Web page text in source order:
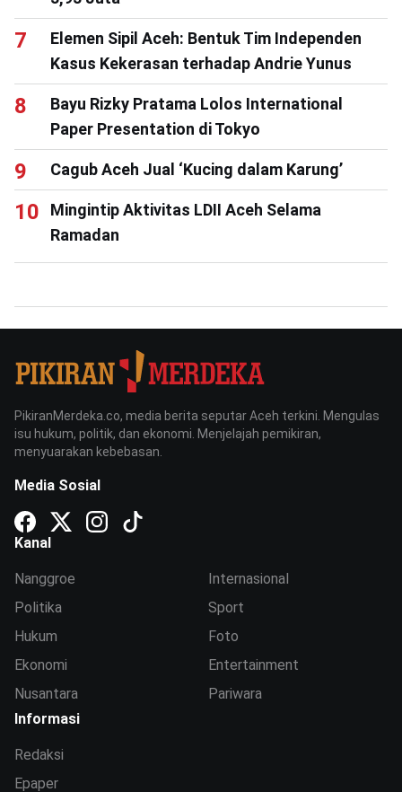
Elemen Sipil Aceh: Bentuk Tim Independen
Kasus Kekerasan terhadap Andrie Yunus
Bayu Rizky Pratama Lolos International
Paper Presentation di Tokyo
Cagub Aceh Jual ‘Kucing dalam Karung’
Mingintip Aktivitas LDII Aceh Selama
Ramadan
PikiranMerdeka.co, media berita seputar Aceh terkini. Mengulas
isu hukum, politik, dan ekonomi. Menjelajah pemikiran,
menyuarakan kebebasan.
Media Sosial
Kanal
Nanggroe
Politika
Hukum
Ekonomi
Nusantara
Internasional
Sport
Foto
Entertainment
Pariwara
Informasi
Redaksi
Epaper